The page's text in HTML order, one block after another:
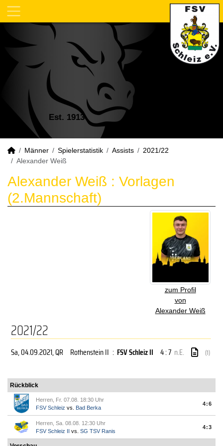
Est. 1913
Männer Spielerstatistik Assists
2021/22
Alexander Weiß
Alexander Weiß : Vorlagen
(2.Mannschaft)
zum Profil
von
Alexander Weiß
2021/22
Sa, 04.09.2021, QR Rothenstein II : FSV Schleiz II 4 : 7 n.E. (1)
Rückblick
Herren, Fr. 07.08. 18:30 Uhr
FSV Schleiz vs. Bad Berka
4:6
Herren, Sa. 08.08. 12:30 Uhr
FSV Schleiz II vs. SG TSV Ranis
4:3